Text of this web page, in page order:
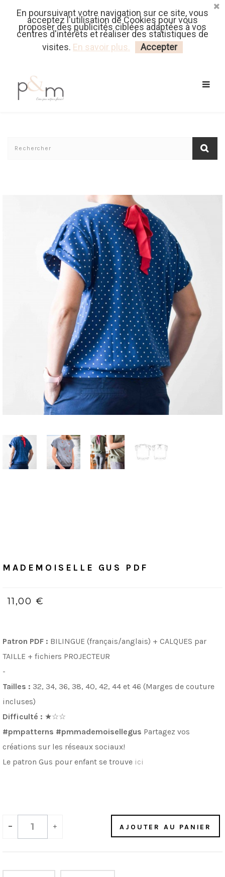
Fr| En Euro | USD
MON PANIER CONNECTEZ-VOUS
MADEMOISELLE GUS PDF
11,00 €
Patron PDF : BILINGUE (français/anglais) + CALQUES par
TAILLE + fichiers PROJECTEUR
-
Tailles : 32, 34, 36, 38, 40, 42, 44 et 46 (Marges de couture
incluses)
Difficulté : ★☆☆
#pmpatterns #pmmademoisellegus Partagez vos
créations sur les réseaux sociaux!
Le patron Gus pour enfant se trouve ici
- + AJOUTER AU PANIER
En poursuivant votre navigation sur ce site, vous
acceptez l'utilisation de Cookies pour vous
proposer des publicités ciblées adaptées à vos
centres d'intérêts et réaliser des statistiques de
visites. En savoir plus. Accepter